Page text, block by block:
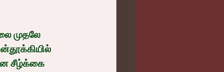
சீழ்க்கை